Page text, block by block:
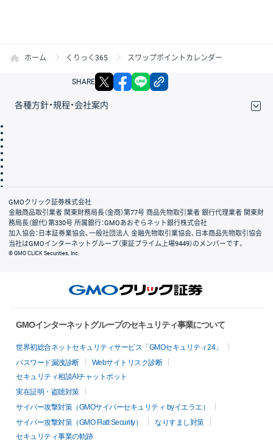
ホーム くりっく365 スワップポイントカレンダー
SHARE X facebook
各種方針・規程・会社案内
会社案内
GMOクリック証券株式会社
金融商品取引業者 関東財務局長（金商）第77号 商品先物取引業者 銀行代理業者 関東財
務局長（銀代）第330号 所属銀行：GMOあおぞらネット銀行株式会社
加入協会：日本証券業協会、一般社団法人 金融先物取引業協会、日本商品先物取引協会
当社はGMOインターネットグループ（東証プライム上場9449）のメンバーです。
© GMO CLICK Securities, Inc.
GMOインターネットグループのセキュリティ事業について
世界初総合ネットセキュリティサービス「GMOセキュリティ24」
パスワード漏洩診断
Webサイトリスク診断
セキュリティ相談AIチャットボット
実在証明・盗聴対策
サイバー攻撃対策（GMOサイバーセキュリティ byイエラエ）
サイバー攻撃対策（GMO Flatt Security）
なりすまし対策
セキュリティ事業の軌跡